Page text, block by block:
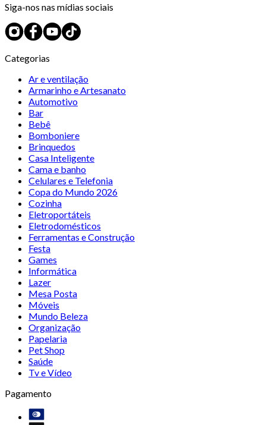
Siga-nos nas mídias sociais
Categorias
Ar e ventilação
Armarinho e Artesanato
Automotivo
Bar
Bebê
Bomboniere
Brinquedos
Casa Inteligente
Cama e banho
Celulares e Telefonia
Copa do Mundo 2026
Cozinha
Eletroportáteis
Eletrodomésticos
Ferramentas e Construção
Festa
Games
Informática
Lazer
Mesa Posta
Móveis
Mundo Beleza
Organização
Papelaria
Pet Shop
Saúde
Tv e Vídeo
Pagamento